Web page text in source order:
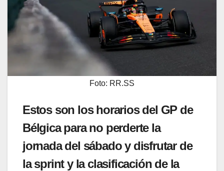
Foto: RR.SS
Estos son los horarios del GP de
Bélgica para no perderte la
jornada del sábado y disfrutar de
la sprint y la clasificación de la